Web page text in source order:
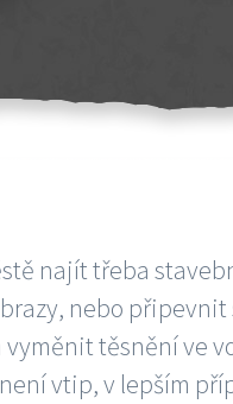
najít třeba
nebo
těsnění ve
vtip, v lepším